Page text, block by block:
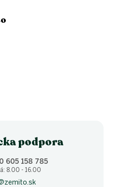
podpora
605 158 785
8.00 - 16.00